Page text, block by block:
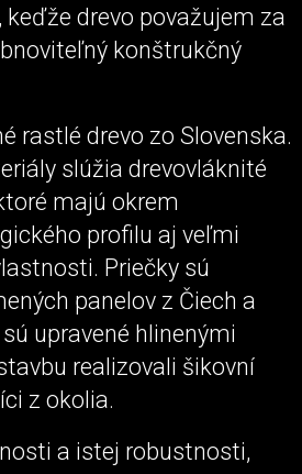
keďže drevo považujem za
konštrukčný
rastlé drevo zo Slovenska.
slúžia drevovláknité
majú okrem
profilu aj veľmi
Priečky sú
panelov z Čiech a
upravené hlinenými
realizovali šikovní
z okolia.
a istej robustnosti,